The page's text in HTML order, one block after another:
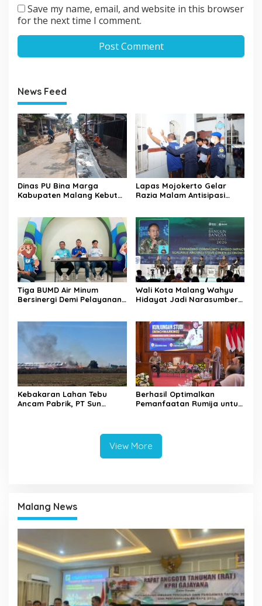
Save my name, email, and website in this browser
for the next time I comment.
News Feed
Dinas PU Bina Marga
Kabupaten Malang Kebut
Lapas Mojokerto Gelar
Razia Malam Antisipasi
Tiga BUMD Air Minum
Bersinergi Demi Pelayanan
Wali Kota Malang Wahyu
Hidayat Jadi Narasumber
Kebakaran Lahan Tebu
Ancam Pabrik, PT Sun
Berhasil Optimalkan
Pemanfaatan Rumija untuk
View More
Malang News